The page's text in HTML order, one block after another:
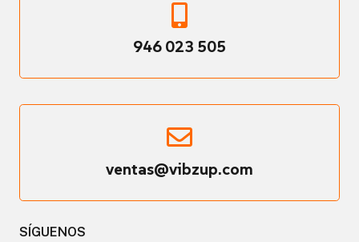
946 023 505
ventas@vibzup.com
SÍGUENOS